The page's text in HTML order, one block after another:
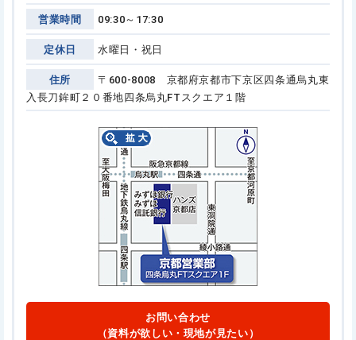
営業時間 09:30～17:30
定休日 水曜日・祝日
住所
〒600-8008 京都府京都市下京区四条通烏丸東
入長刀鉾町２０番地四条烏丸FTスクエア１階
お問い合わせ
（資料が欲しい・現地が見たい）